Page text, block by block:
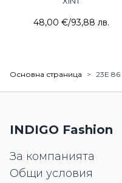
48,00 €/93,88 лв.
Основна страница > 23E 86
INDIGO Fashion
За компанията
Общи условия